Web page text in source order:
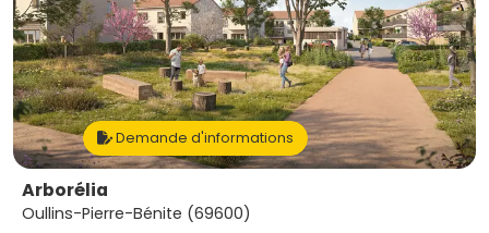
Demande d'informations
Arborélia
Oullins-Pierre-Bénite (69600)